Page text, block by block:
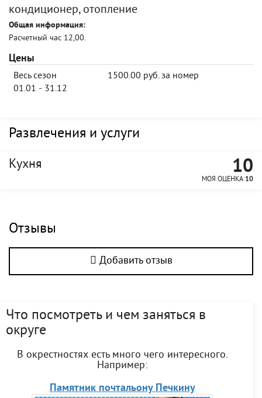
кондиционер, отопление
Общая информация:
Расчетный час 12,00.
Цены
Весь сезон
01.01 - 31.12
1500.00 руб. за номер
Развлечения и услуги
Кухня 10
МОЯ ОЦЕНКА 10
Отзывы
Добавить отзыв
Что посмотреть и чем заняться в
округе
В окрестностях есть много чего интересного.
Например:
Памятник почтальону Печкину